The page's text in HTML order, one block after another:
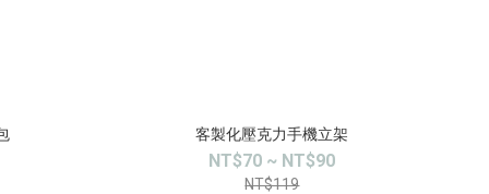
客製化壓克力手機立架
NT$70 ~ NT$90
NT$119